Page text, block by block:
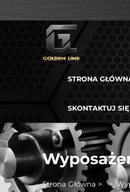
STRONA
SKONTAKTUJ
Strona Główna > >